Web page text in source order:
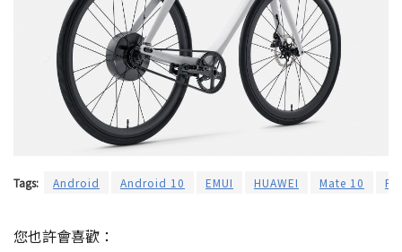
Tags: Android Android 10 EMUI HUAWEI Mate 10
您也許會喜歡：